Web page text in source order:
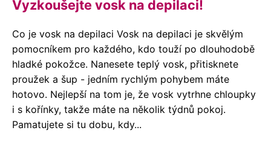
Vyzkoušejte vosk na depilaci!
Co je vosk na depilaci Vosk na depilaci je skvělým
pomocníkem pro každého, kdo touží po dlouhodobě
hladké pokožce. Nanesete teplý vosk, přitisknete
proužek a šup - jedním rychlým pohybem máte
hotovo. Nejlepší na tom je, že vosk vytrhne chloupky
i s kořínky, takže máte na několik týdnů pokoj.
Pamatujete si tu dobu, kdy...